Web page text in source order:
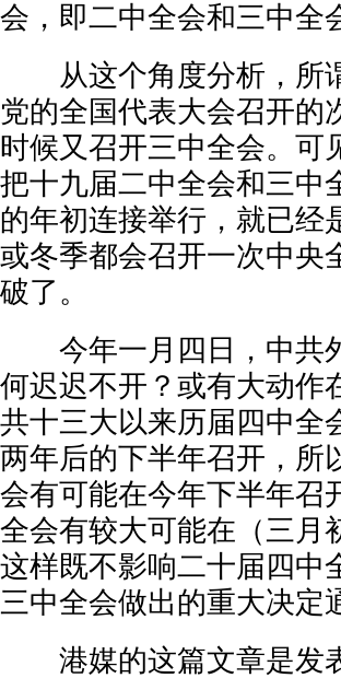
会，即二中全会和三中全
从这个角度分析，所谓
党的全国代表大会召开的
时候又召开三中全会。可
把十九届二中全会和三中
的年初连接举行，就已经
或冬季都会召开一次中央
破了。
今年一月四日，中共
何迟迟不开？或有大动作
共十三大以来历届四中全
两年后的下半年召开，所
会有可能在今年下半年召
全会有较大可能在（三月
这样既不影响二十届四中
三中全会做出的重大决定
港媒的这篇文章是发